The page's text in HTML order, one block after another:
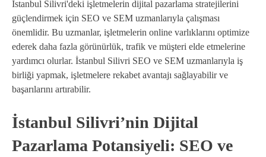
İstanbul Silivri'deki işletmelerin dijital pazarlama stratejilerini
güçlendirmek için SEO ve SEM uzmanlarıyla çalışması
önemlidir. Bu uzmanlar, işletmelerin online varlıklarını optimize
ederek daha fazla görünürlük, trafik ve müşteri elde etmelerine
yardımcı olurlar. İstanbul Silivri SEO ve SEM uzmanlarıyla iş
birliği yapmak, işletmelere rekabet avantajı sağlayabilir ve
başarılarını artırabilir.
İstanbul Silivri’nin Dijital
Pazarlama Potansiyeli: SEO ve